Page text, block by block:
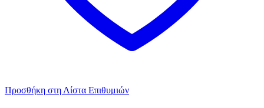
Προσθήκη στη Λίστα Επιθυμιών